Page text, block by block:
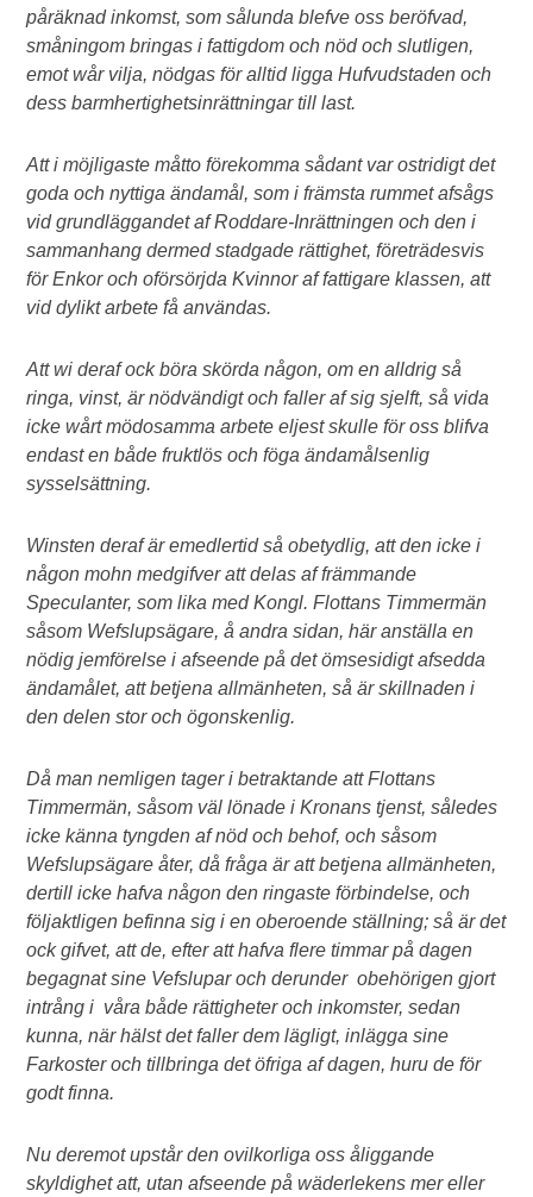
påräknad inkomst, som sålunda blefve oss beröfvad,
småningom bringas i fattigdom och nöd och slutligen,
emot wår vilja, nödgas för alltid ligga Hufvudstaden och
dess barmhertighetsinrättningar till last.
Att i möjligaste måtto förekomma sådant var ostridigt det
goda och nyttiga ändamål, som i främsta rummet afsågs
vid grundläggandet af Roddare-Inrättningen och den i
sammanhang dermed stadgade rättighet, företrädesvis
för Enkor och oförsörjda Kvinnor af fattigare klassen, att
vid dylikt arbete få användas.
Att wi deraf ock böra skörda någon, om en alldrig så
ringa, vinst, är nödvändigt och faller af sig sjelft, så vida
icke wårt mödosamma arbete eljest skulle för oss blifva
endast en både fruktlös och föga ändamålsenlig
sysselsättning.
Winsten deraf är emedlertid så obetydlig, att den icke i
någon mohn medgifver att delas af främmande
Speculanter, som lika med Kongl. Flottans Timmermän
såsom Wefslupsägare, å andra sidan, här anställa en
nödig jemförelse i afseende på det ömsesidigt afsedda
ändamålet, att betjena allmänheten, så är skillnaden i
den delen stor och ögonskenlig.
Då man nemligen tager i betraktande att Flottans
Timmermän, såsom väl lönade i Kronans tjenst, således
icke känna tyngden af nöd och behof, och såsom
Wefslupsägare åter, då fråga är att betjena allmänheten,
dertill icke hafva någon den ringaste förbindelse, och
följaktligen befinna sig i en oberoende ställning; så är det
ock gifvet, att de, efter att hafva flere timmar på dagen
begagnat sine Vefslupar och derunder obehörigen gjort
intrång i våra både rättigheter och inkomster, sedan
kunna, när hälst det faller dem lägligt, inlägga sine
Farkoster och tillbringa det öfriga af dagen, huru de för
godt finna.
Nu deremot upstår den ovilkorliga oss åliggande
skyldighet att, utan afseende på wäderlekens mer eller